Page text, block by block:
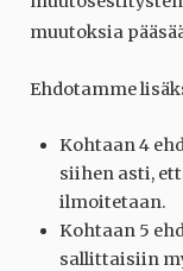
muutoksia
Ehdotamme
Kohtaan 4
siihen asti,
ilmoitetaan.
Kohtaan 5
sallittaisiin